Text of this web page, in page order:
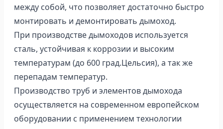
между собой, что позволяет достаточно быстро
монтировать и демонтировать дымоход.
При производстве дымоходов используется
сталь, устойчивая к коррозии и высоким
температурам (до 600 град.Цельсия), а так же
перепадам температур.
Производство труб и элементов дымохода
осуществляется на современном европейском
оборудовании с применением технологии